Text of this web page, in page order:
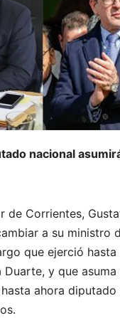
nacional
de Corrientes,
a su ministro
que ejerció hasta
Duarte, y que asuma
ahora diputado